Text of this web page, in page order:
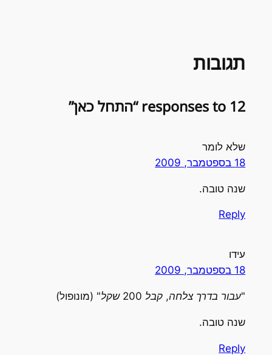
תגובות
12 responses to “התחל כאן”
שלא לומר
18 בספטמבר, 2009
שנה טובה.
Reply
עידו
18 בספטמבר, 2009
"עבור בדרך צלחה, קבל 200 שקל" (מונופול)
שנה טובה.
Reply